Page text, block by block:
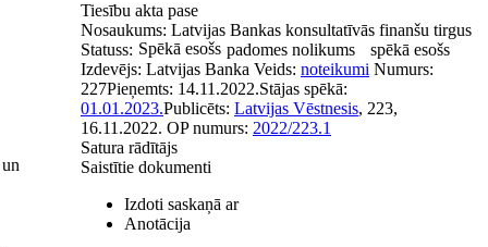
Tiesību akta pase
Nosaukums: Latvijas Bankas konsultatīvās finanšu tirgus
padomes nolikums
Statuss: Spēkā esošs
spēkā esošs
Izdevējs: Latvijas Banka Veids: noteikumi Numurs:
227Pieņemts: 14.11.2022.Stājas spēkā:
01.01.2023.Publicēts: Latvijas Vēstnesis, 223,
16.11.2022. OP numurs: 2022/223.1
Satura rādītājs
Saistītie dokumenti
Izdoti saskaņā ar
Anotācija